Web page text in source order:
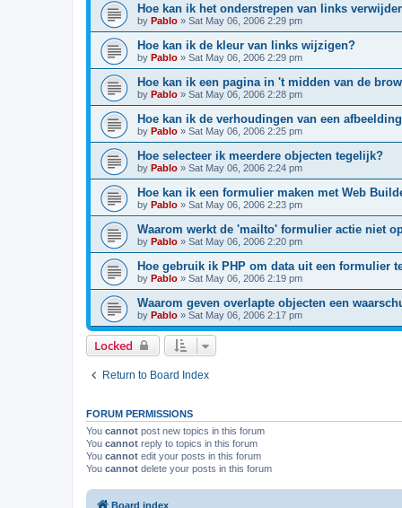
Hoe kan ik het onderstrepen van links
by Pablo » Sat May 06, 2006 2:29 pm
Hoe kan ik de kleur van links wijzigen?
by Pablo » Sat May 06, 2006 2:29 pm
Hoe kan ik een pagina in 't midden van de
by Pablo » Sat May 06, 2006 2:28 pm
Hoe kan ik de verhoudingen van een
by Pablo » Sat May 06, 2006 2:25 pm
Hoe selecteer ik meerdere objecten tegelijk?
by Pablo » Sat May 06, 2006 2:24 pm
Hoe kan ik een formulier maken met Web
by Pablo » Sat May 06, 2006 2:23 pm
Waarom werkt de 'mailto' formulier actie niet
by Pablo » Sat May 06, 2006 2:20 pm
Hoe gebruik ik PHP om data uit een formulier
by Pablo » Sat May 06, 2006 2:19 pm
Waarom geven overlapte objecten een
by Pablo » Sat May 06, 2006 2:17 pm
Locked
Return to Board Index
FORUM PERMISSIONS
You cannot post new topics in this forum
You cannot reply to topics in this forum
You cannot edit your posts in this forum
You cannot delete your posts in this forum
Board index